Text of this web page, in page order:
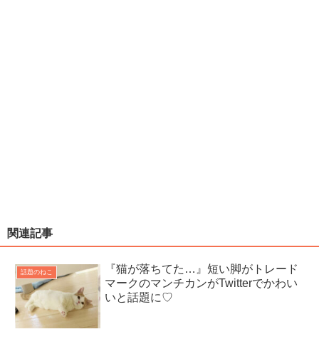
関連記事
話題のねこ
『猫が落ちてた…』短い脚がトレード
マークのマンチカンがTwitterでかわい
いと話題に♡